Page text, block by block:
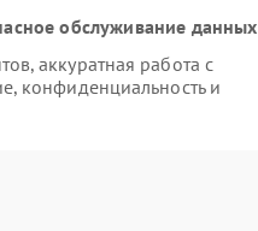
обслуживание данных
аккуратная работа с
конфиденциальность и